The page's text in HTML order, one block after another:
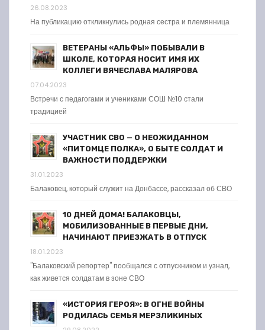
26.08.2023
На публикацию откликнулись родная сестра и племянница
ВЕТЕРАНЫ «АЛЬФЫ» ПОБЫВАЛИ В
ШКОЛЕ, КОТОРАЯ НОСИТ ИМЯ ИХ
КОЛЛЕГИ ВЯЧЕСЛАВА МАЛЯРОВА
07.04.2023
Встречи с педагогами и учениками СОШ №10 стали
традицией
УЧАСТНИК СВО — О НЕОЖИДАННОМ
«ПИТОМЦЕ ПОЛКА», О БЫТЕ СОЛДАТ И
ВАЖНОСТИ ПОДДЕРЖКИ
31.01.2023
Балаковец, который служит на Донбассе, рассказал об СВО
10 ДНЕЙ ДОМА! БАЛАКОВЦЫ,
МОБИЛИЗОВАННЫЕ В ПЕРВЫЕ ДНИ,
НАЧИНАЮТ ПРИЕЗЖАТЬ В ОТПУСК
18.01.2023
"Балаковский репортер" пообщался с отпускником и узнал,
как живется солдатам в зоне СВО
«ИСТОРИЯ ГЕРОЯ»: В ОГНЕ ВОЙНЫ
РОДИЛАСЬ СЕМЬЯ МЕРЗЛИКИНЫХ